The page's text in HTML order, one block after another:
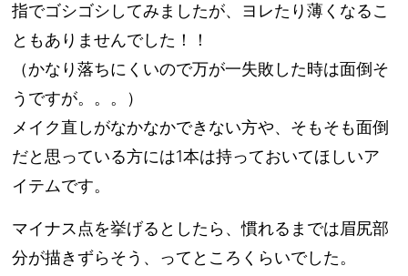
指でゴシゴシしてみましたが、ヨレたり薄くなるこ
ともありませんでした！！
（かなり落ちにくいので万が一失敗した時は面倒そ
うですが。。。）
メイク直しがなかなかできない方や、そもそも面倒
だと思っている方には1本は持っておいてほしいア
イテムです。
マイナス点を挙げるとしたら、慣れるまでは眉尻部
分が描きずらそう、ってところくらいでした。